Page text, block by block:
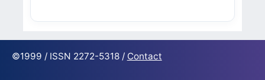
©1999 / ISSN 2272-5318 / Contact